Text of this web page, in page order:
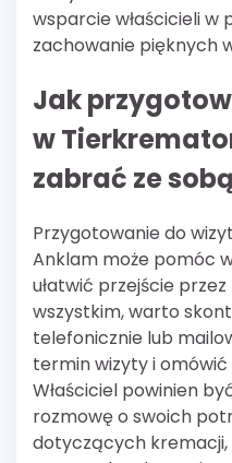
wsparcie właścicieli w
zachowanie pięknych
Jak
w
zabrać ze sobą
Przygotowanie do
Anklam może pomóc
ułatwić przejście
wszystkim, warto
telefonicznie lub
termin wizyty i
Właściciel powinien
rozmowę o swoich
dotyczących kremacji,